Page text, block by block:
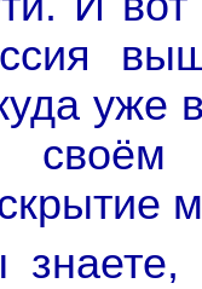
уже
своём
знаете,